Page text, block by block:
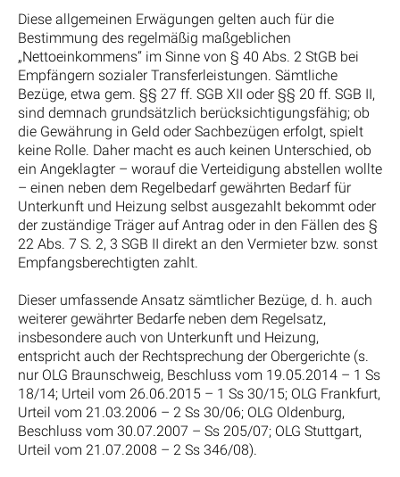
Diese allgemeinen Erwägungen gelten auch für die
Bestimmung des regelmäßig maßgeblichen
„Nettoeinkommens“ im Sinne von § 40 Abs. 2 StGB bei
Empfängern sozialer Transferleistungen. Sämtliche
Bezüge, etwa gem. §§ 27 ff. SGB XII oder §§ 20 ff. SGB II,
sind demnach grundsätzlich berücksichtigungsfähig; ob
die Gewährung in Geld oder Sachbezügen erfolgt, spielt
keine Rolle. Daher macht es auch keinen Unterschied, ob
ein Angeklagter – worauf die Verteidigung abstellen wollte
– einen neben dem Regelbedarf gewährten Bedarf für
Unterkunft und Heizung selbst ausgezahlt bekommt oder
der zuständige Träger auf Antrag oder in den Fällen des §
22 Abs. 7 S. 2, 3 SGB II direkt an den Vermieter bzw. sonst
Empfangsberechtigten zahlt.
Dieser umfassende Ansatz sämtlicher Bezüge, d. h. auch
weiterer gewährter Bedarfe neben dem Regelsatz,
insbesondere auch von Unterkunft und Heizung,
entspricht auch der Rechtsprechung der Obergerichte (s.
nur OLG Braunschweig, Beschluss vom 19.05.2014 – 1 Ss
18/14; Urteil vom 26.06.2015 – 1 Ss 30/15; OLG Frankfurt,
Urteil vom 21.03.2006 – 2 Ss 30/06; OLG Oldenburg,
Beschluss vom 30.07.2007 – Ss 205/07; OLG Stuttgart,
Urteil vom 21.07.2008 – 2 Ss 346/08).